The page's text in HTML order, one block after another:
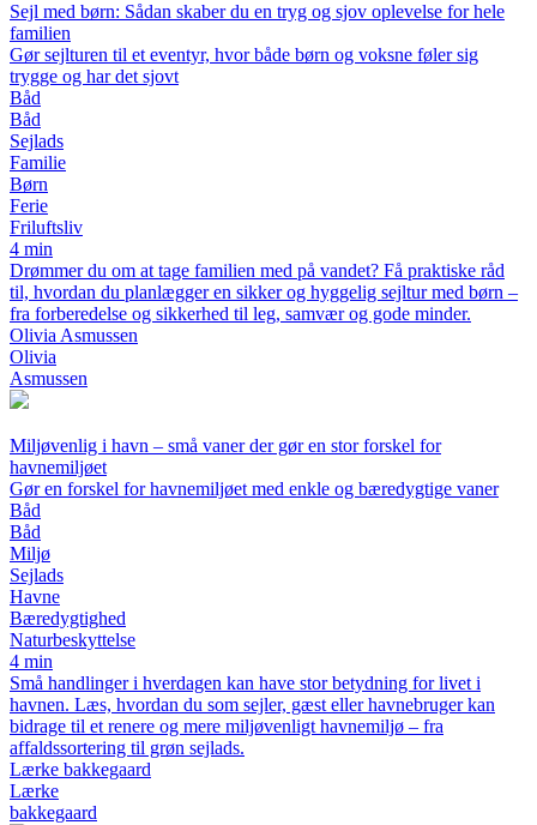
Sejl med børn: Sådan skaber du en tryg og sjov oplevelse for hele
familien
Gør sejlturen til et eventyr, hvor både børn og voksne føler sig
trygge og har det sjovt
Båd
Båd
Sejlads
Familie
Børn
Ferie
Friluftsliv
4 min
Drømmer du om at tage familien med på vandet? Få praktiske råd
til, hvordan du planlægger en sikker og hyggelig sejltur med børn –
fra forberedelse og sikkerhed til leg, samvær og gode minder.
Olivia Asmussen
Olivia
Asmussen
Miljøvenlig i havn – små vaner der gør en stor forskel for
havnemiljøet
Gør en forskel for havnemiljøet med enkle og bæredygtige vaner
Båd
Båd
Miljø
Sejlads
Havne
Bæredygtighed
Naturbeskyttelse
4 min
Små handlinger i hverdagen kan have stor betydning for livet i
havnen. Læs, hvordan du som sejler, gæst eller havnebruger kan
bidrage til et renere og mere miljøvenligt havnemiljø – fra
affaldssortering til grøn sejlads.
Lærke bakkegaard
Lærke
bakkegaard